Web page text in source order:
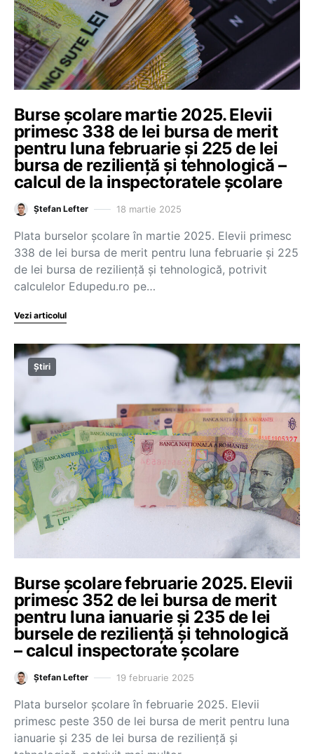
Burse școlare martie 2025. Elevii
primesc 338 de lei bursa de merit
pentru luna februarie și 225 de lei
bursa de reziliență și tehnologică –
calcul de la inspectoratele școlare
Ștefan Lefter 18 martie 2025
Plata burselor școlare în martie 2025. Elevii primesc
338 de lei bursa de merit pentru luna februarie și 225
de lei bursa de reziliență și tehnologică, potrivit
calculelor Edupedu.ro pe…
Vezi articolul
Știri
Burse școlare februarie 2025. Elevii
primesc 352 de lei bursa de merit
pentru luna ianuarie și 235 de lei
bursele de reziliență și tehnologică
– calcul inspectorate școlare
Ștefan Lefter 19 februarie 2025
Plata burselor școlare în februarie 2025. Elevii
primesc peste 350 de lei bursa de merit pentru luna
ianuarie și 235 de lei bursa de reziliență și